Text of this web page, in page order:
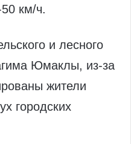
км/ч.
и лесного
Юмаклы, из-за
жители
городских